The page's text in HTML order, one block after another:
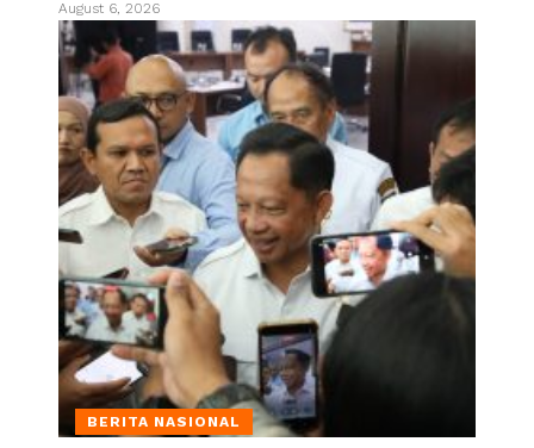
August 6, 2026
BERITA NASIONAL